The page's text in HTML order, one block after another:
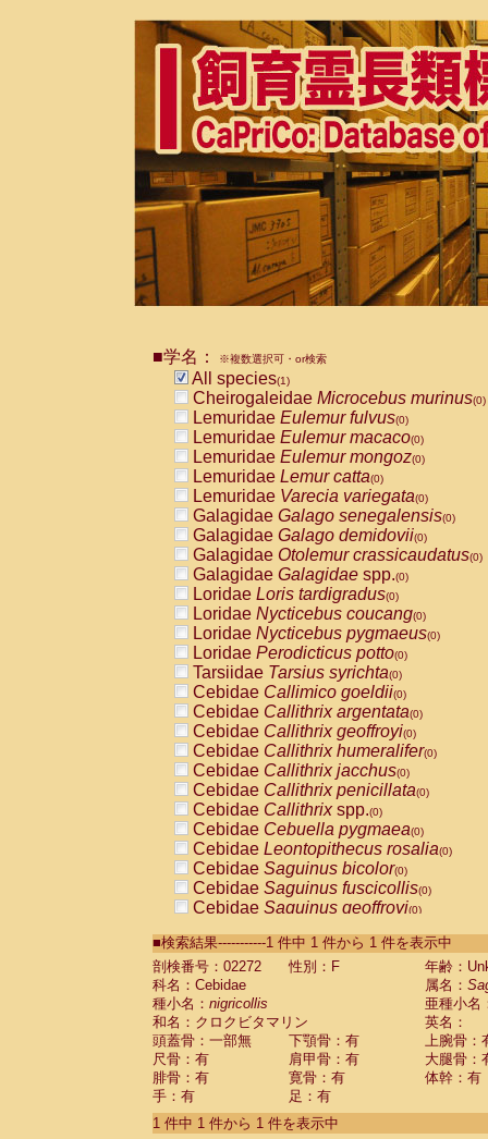
■学名： ※複数選択可・or検索
All species(1)
Cheirogaleidae Microcebus murinus(0)
Lemuridae Eulemur fulvus(0)
Lemuridae Eulemur macaco(0)
Lemuridae Eulemur mongoz(0)
Lemuridae Lemur catta(0)
Lemuridae Varecia variegata(0)
Galagidae Galago senegalensis(0)
Galagidae Galago demidovii(0)
Galagidae Otolemur crassicaudatus(0)
Galagidae Galagidae spp.(0)
Loridae Loris tardigradus(0)
Loridae Nycticebus coucang(0)
Loridae Nycticebus pygmaeus(0)
Loridae Perodicticus potto(0)
Tarsiidae Tarsius syrichta(0)
Cebidae Callimico goeldii(0)
Cebidae Callithrix argentata(0)
Cebidae Callithrix geoffroyi(0)
Cebidae Callithrix humeralifer(0)
Cebidae Callithrix jacchus(0)
Cebidae Callithrix penicillata(0)
Cebidae Callithrixspp.(0)
Cebidae Cebuella pygmaea(0)
Cebidae Leontopithecus rosalia(0)
Cebidae Saguinus bicolor(0)
Cebidae Saguinus fuscicollis(0)
Cebidae Saguinus geoffroyi(0)
CebidaeSaguinus labiatus(0)
Cebidae Saguinus leucopus (0)
Cebidae
CebidaeSaguinus mystax
CebidaeSaguinus nigricollis (1)
Cebidae Saguinus oedipus
Cebidae Saguinus weddelli
Cebidae Saguinusspp.
Cebidae Aotus trivirgatus
Cebidae Cebus albifrons
■検索結果-----------1 件中 1 件から 1 件を表示中
剖検番号：02272
性別：F
年齢：
科名：Cebidae
属名：
種小名： nigricollis
亜種小名
和名：クロクビタマリン
英名：
頭蓋骨：一部無
下顎骨：有
上腕骨：
尺骨：有
肩甲骨：有
大腿骨：
腓骨：有
寛骨：有
体幹：有
手：有
足：有
1 件中 1 件から 1 件を表示中